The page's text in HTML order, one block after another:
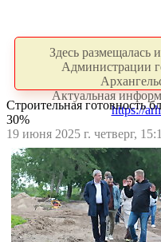
Здесь размещалась
Администрации
Актуальная
https://
Строительная готовность
30%
19 июня 2025 г. четверг,